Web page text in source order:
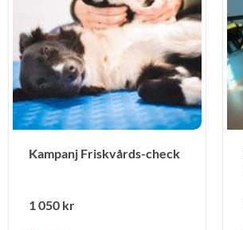
Kampanj Friskvårds-check
1 050 kr